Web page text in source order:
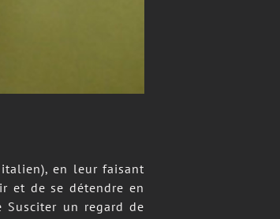
italien), en leur faisant
et de se détendre en
un regard de